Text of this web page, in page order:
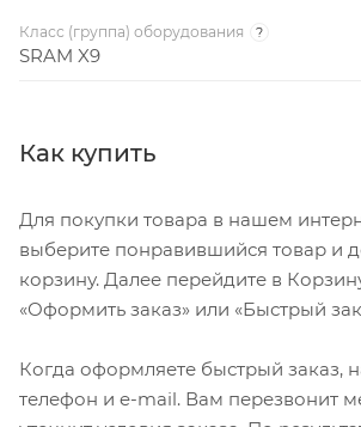
Класс (группа) оборудования ?
SRAM X9
Как купить
Для покупки товара в нашем
выберите понравившийся товар и
корзину. Далее перейдите в
«Оформить заказ» или «Быстрый
Когда оформляете быстрый заказ,
телефон и e-mail. Вам перезвонит